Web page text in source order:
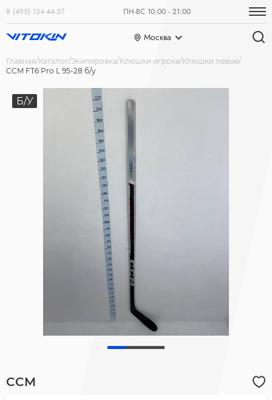
8 (495) 134-44-57 ПН-ВС 10:00 - 21:00
Москва
Главная Каталог Экипировка Клюшки игрока Клюшки левые
CCM FT6 Pro L 95-28 б/у
Б/У
CCM